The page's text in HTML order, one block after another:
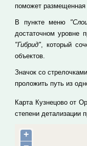
поможет размещенная
В пункте меню
достаточном уровне
"Гибрид", который
объектов.
Значок со
проложить путь из
Карта Кузнецово от
степени детализации
+